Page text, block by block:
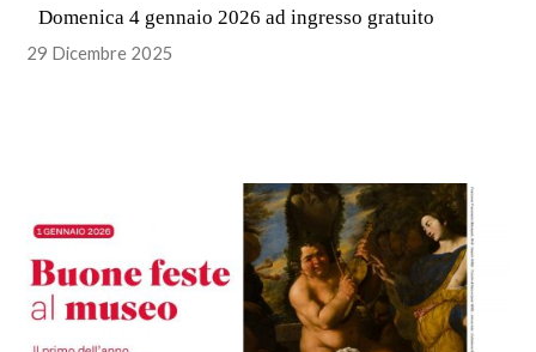
Domenica 4 gennaio 2026 ad ingresso gratuito
29 Dicembre 2025